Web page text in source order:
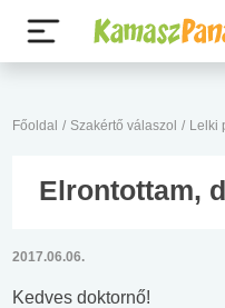
Főoldal / Szakértő válaszol / Lelki
Elrontottam,
2017.06.06.
Kedves doktornő!